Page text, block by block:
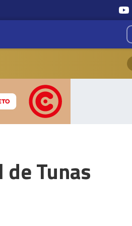
Tunas